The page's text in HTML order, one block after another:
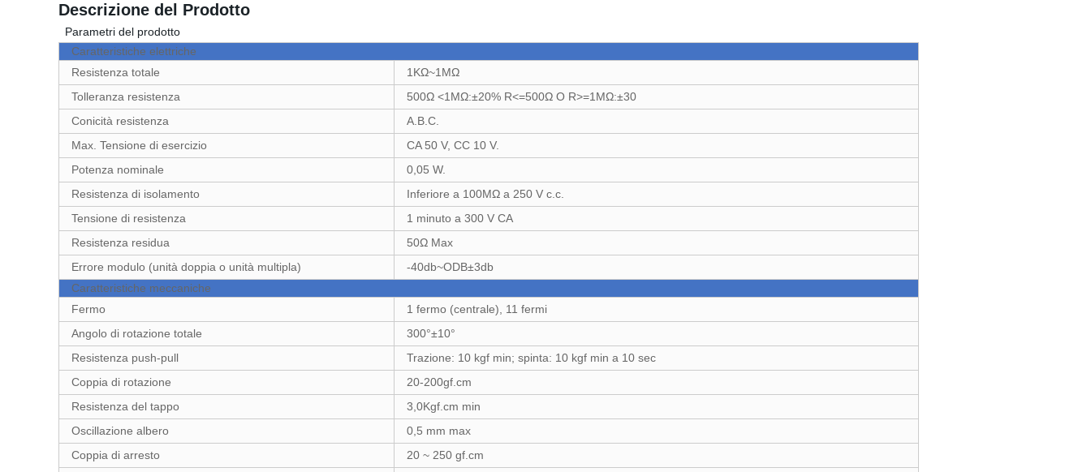
Descrizione del Prodotto
Parametri del prodotto
Caratteristiche elettriche
Resistenza totale
1KΩ~1MΩ
Tolleranza resistenza
500Ω <1MΩ:±20% R<=500Ω O R>=1MΩ:±30
Conicità resistenza
A.B.C.
Max. Tensione di esercizio
CA 50 V, CC 10 V.
Potenza nominale
0,05 W.
Resistenza di isolamento
Inferiore a 100MΩ a 250 V c.c.
Tensione di resistenza
1 minuto a 300 V CA
Resistenza residua
50Ω Max
Errore modulo (unità doppia o unità multipla)
-40db~ODB±3db
Caratteristiche meccaniche
Fermo
1 fermo (centrale), 11 fermi
Angolo di rotazione totale
300°±10°
Resistenza push-pull
Trazione: 10 kgf min; spinta: 10 kgf min a 10 sec
Coppia di rotazione
20-200gf.cm
Resistenza del tappo
3,0Kgf.cm min
Oscillazione albero
0,5 mm max
Coppia di arresto
20 ~ 250 gf.cm